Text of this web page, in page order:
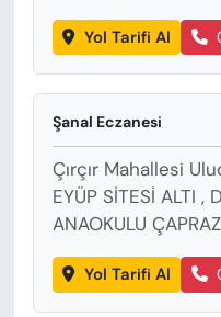
Yol Tarifi Al
Şanal Eczanesi
Çırçır Mahallesi
EYÜP SİTESİ ALTI ,
ANAOKULU
Yol Tarifi Al